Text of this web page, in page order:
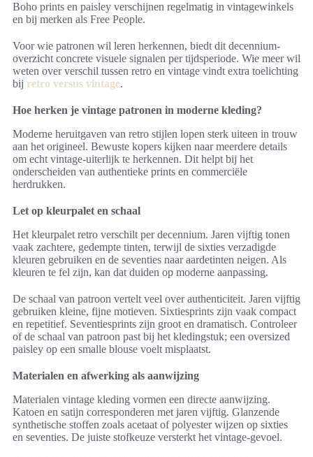
Boho prints en paisley verschijnen regelmatig in vintagewinkels
en bij merken als Free People.
Voor wie patronen wil leren herkennen, biedt dit decennium-
overzicht concrete visuele signalen per tijdsperiode. Wie meer wil
weten over verschil tussen retro en vintage vindt extra toelichting
bij retro versus vintage.
Hoe herken je vintage patronen in moderne kleding?
Moderne heruitgaven van retro stijlen lopen sterk uiteen in trouw
aan het origineel. Bewuste kopers kijken naar meerdere details
om echt vintage-uiterlijk te herkennen. Dit helpt bij het
onderscheiden van authentieke prints en commerciële
herdrukken.
Let op kleurpalet en schaal
Het kleurpalet retro verschilt per decennium. Jaren vijftig tonen
vaak zachtere, gedempte tinten, terwijl de sixties verzadigde
kleuren gebruiken en de seventies naar aardetinten neigen. Als
kleuren te fel zijn, kan dat duiden op moderne aanpassing.
De schaal van patroon vertelt veel over authenticiteit. Jaren vijftig
gebruiken kleine, fijne motieven. Sixtiesprints zijn vaak compact
en repetitief. Seventiesprints zijn groot en dramatisch. Controleer
of de schaal van patroon past bij het kledingstuk; een oversized
paisley op een smalle blouse voelt misplaatst.
Materialen en afwerking als aanwijzing
Materialen vintage kleding vormen een directe aanwijzing.
Katoen en satijn corresponderen met jaren vijftig. Glanzende
synthetische stoffen zoals acetaat of polyester wijzen op sixties
en seventies. De juiste stofkeuze versterkt het vintage-gevoel.